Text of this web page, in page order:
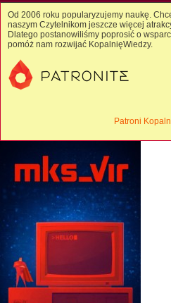
Od 2006 roku popularyzujemy naukę.
naszym Czytelnikom jeszcze więcej
Dlatego postanowiliśmy poprosić o
pomóż nam rozwijać KopalnięWiedzy.
Patroni